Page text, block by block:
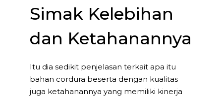
Simak Kelebihan
dan Ketahanannya
Itu dia sedikit penjelasan terkait apa itu
bahan cordura beserta dengan kualitas
juga ketahanannya yang memiliki kinerja